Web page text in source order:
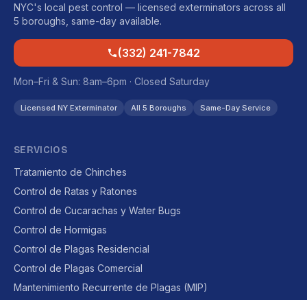
NYC's local pest control — licensed exterminators across all
5 boroughs, same-day available.
(332) 241-7842
Mon–Fri & Sun: 8am–6pm · Closed Saturday
Licensed NY Exterminator All 5 Boroughs Same-Day Service
SERVICIOS
Tratamiento de Chinches
Control de Ratas y Ratones
Control de Cucarachas y Water Bugs
Control de Hormigas
Control de Plagas Residencial
Control de Plagas Comercial
Mantenimiento Recurrente de Plagas (MIP)